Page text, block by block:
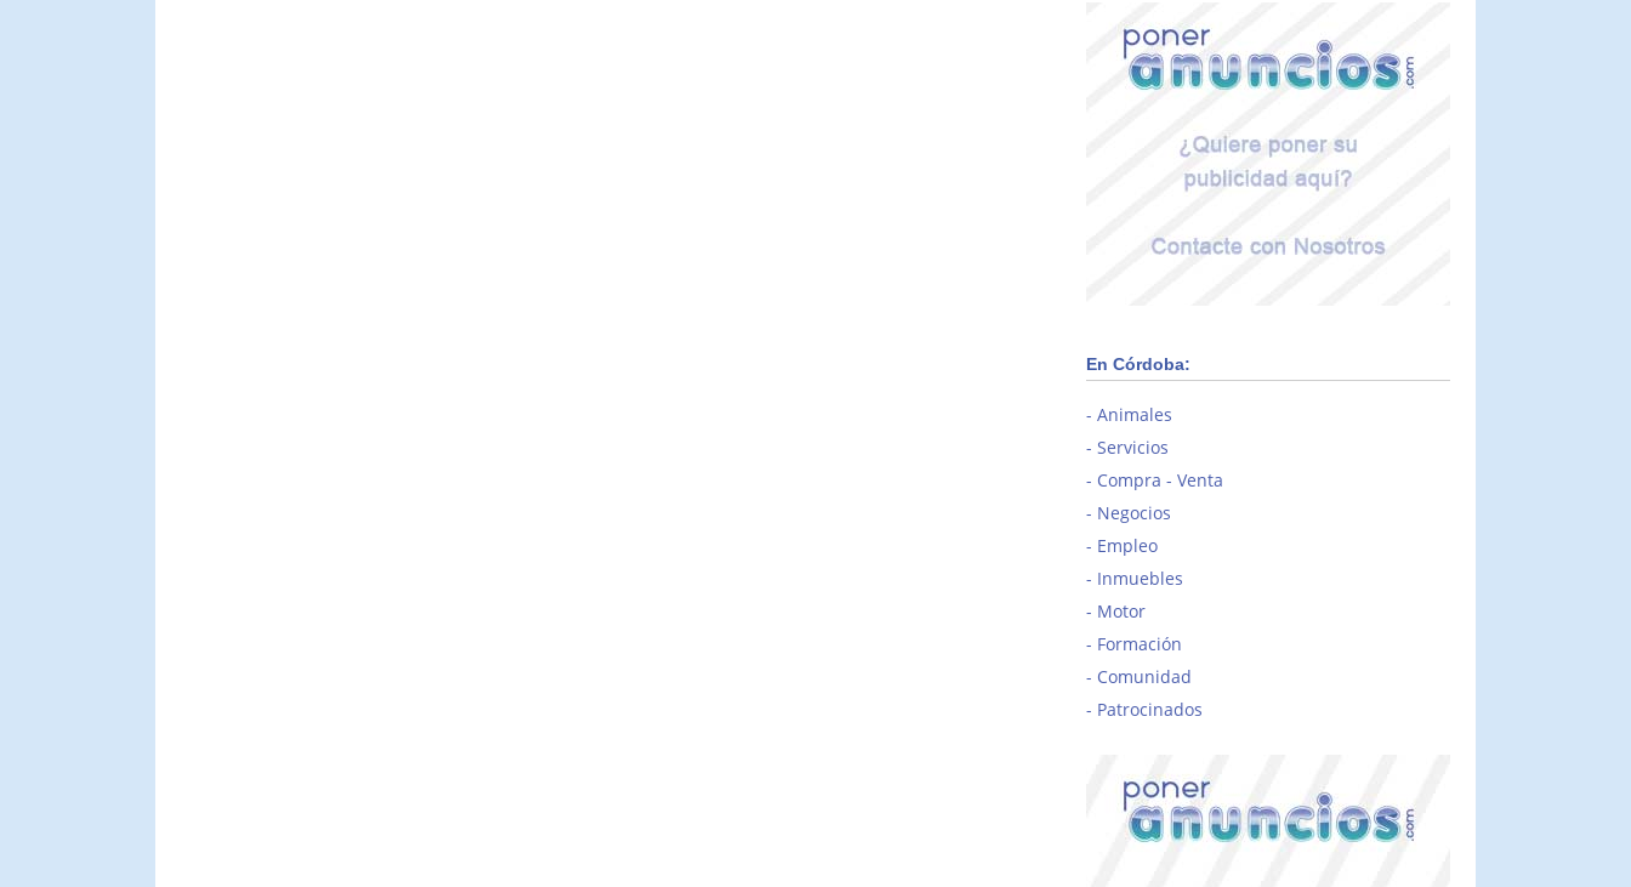
En Córdoba:
Animales
Servicios
Compra - Venta
Negocios
Empleo
Inmuebles
Motor
Formación
Comunidad
Patrocinados